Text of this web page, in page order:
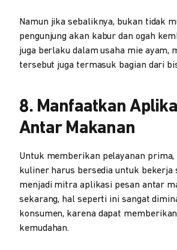
Namun jika sebaliknya, bukan tidak
pengunjung akan kabur dan ogah
juga berlaku dalam usaha mie ayam,
tersebut juga termasuk bagian dari
8. Manfaatkan
Antar Makanan
Untuk memberikan pelayanan prima,
kuliner harus bersedia untuk bekerja
menjadi mitra aplikasi pesan antar
sekarang, hal seperti ini sangat
konsumen, karena dapat
kemudahan.